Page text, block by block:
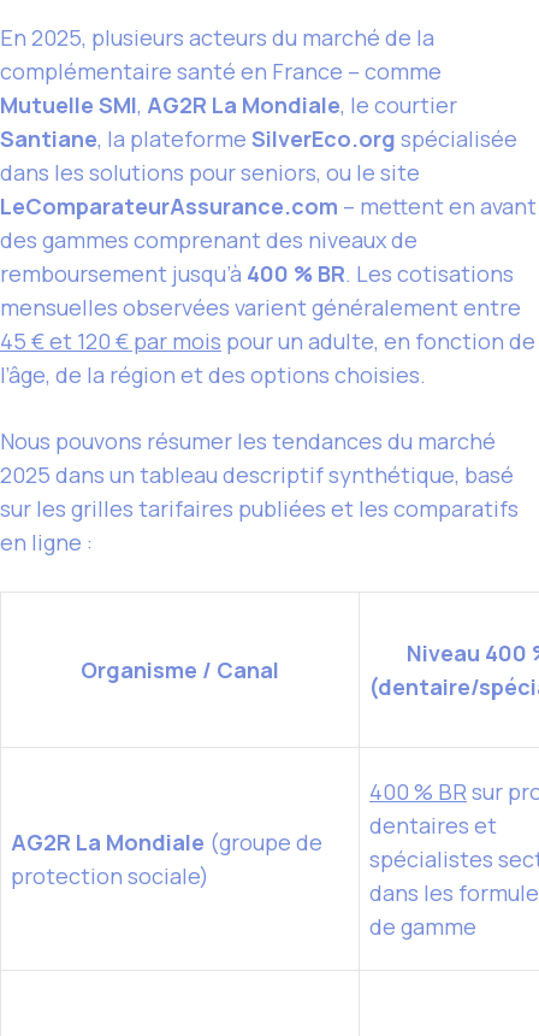
En 2025, plusieurs acteurs du marché de la
complémentaire santé en France – comme
Mutuelle SMI, AG2R La Mondiale, le courtier
Santiane, la plateforme SilverEco.org spécialisée
dans les solutions pour seniors, ou le site
LeComparateurAssurance.com – mettent en avant
des gammes comprenant des niveaux de
remboursement jusqu’à 400 % BR. Les cotisations
mensuelles observées varient généralement entre
45 € et 120 € par mois pour un adulte, en fonction de
l’âge, de la région et des options choisies.
Nous pouvons résumer les tendances du marché
2025 dans un tableau descriptif synthétique, basé
sur les grilles tarifaires publiées et les comparatifs
en ligne :
Organisme / Canal
Niveau 400
(dentaire/
AG2R La Mondiale (groupe de
protection sociale)
400 % BR sur
dentaires et
spécialistes
dans les
de gamme